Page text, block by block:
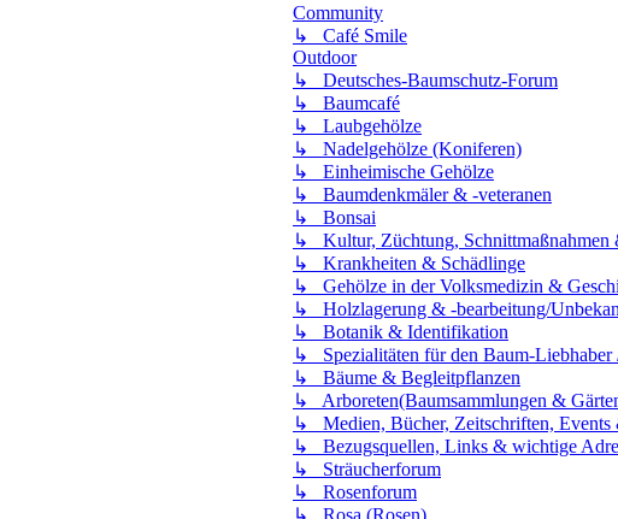
Community
↳ Café Smile
Outdoor
↳ Deutsches-Baumschutz-Forum
↳ Baumcafé
↳ Laubgehölze
↳ Nadelgehölze (Koniferen)
↳ Einheimische Gehölze
↳ Baumdenkmäler & -veteranen
↳ Bonsai
↳ Kultur, Züchtung, Schnittmaßnahmen
↳ Krankheiten & Schädlinge
↳ Gehölze in der Volksmedizin &
↳ Holzlagerung & -bearbeitung/
↳ Botanik & Identifikation
↳ Spezialitäten für den Baum-Liebhaber
↳ Bäume & Begleitpflanzen
↳ Arboreten(Baumsammlungen &
↳ Medien, Bücher, Zeitschriften, Events
↳ Bezugsquellen, Links & wichtige
↳ Sträucherforum
↳ Rosenforum
↳ Rosa (Rosen)